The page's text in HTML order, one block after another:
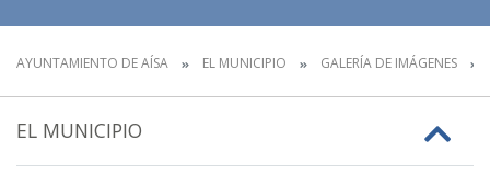
AYUNTAMIENTO DE AÍSA EL MUNICIPIO GALERÍA DE IMÁGENES
EL MUNICIPIO